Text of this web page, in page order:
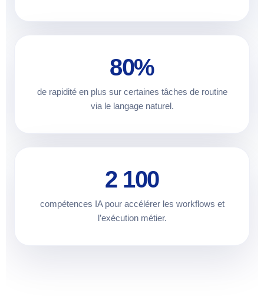
80%
de rapidité en plus sur certaines tâches de routine
via le langage naturel.
2 100
compétences IA pour accélérer les workflows et
l’exécution métier.